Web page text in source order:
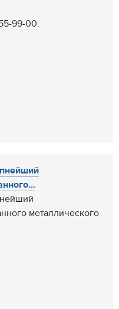
99-00.
металлического